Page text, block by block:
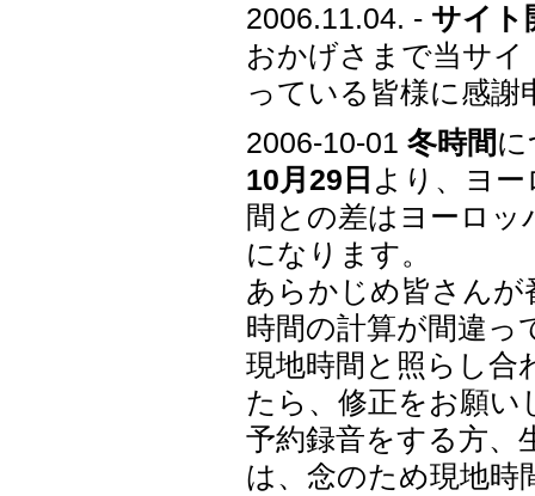
2006.11.04. - サイト
おかげさまで当サ
っている皆様に感謝
2006-10-01冬時間
10月29日 より、ヨ
間との差はヨーロッ
になります。
あらかじめ皆さんが
時間の計算が間違
現地時間と照らし合
たら、修正をお願い
予約録音をする方、
は、念のため現地時